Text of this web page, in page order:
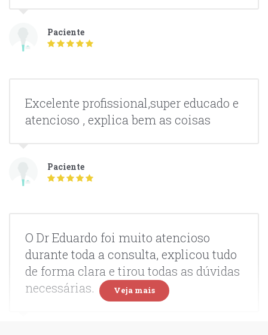
Paciente
Excelente profissional,super educado e
atencioso , explica bem as coisas
Paciente
O Dr Eduardo foi muito atencioso
durante toda a consulta, explicou tudo
de forma clara e tirou todas as dúvidas
necessárias.
Veja mais